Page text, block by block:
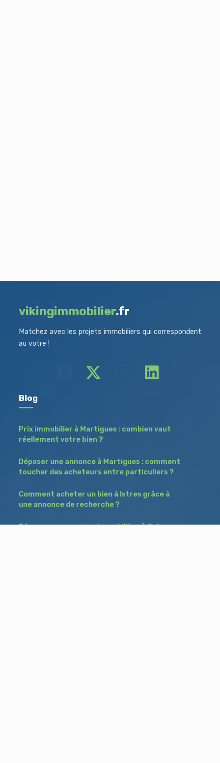
vikingimmobilier.fr
Matchez avec les projets immobiliers qui correspondent
au votre !
Blog
Prix immobilier à Martigues : combien vaut
réellement votre bien ?
Déposer une annonce à Martigues : comment
toucher des acheteurs entre particuliers ?
Comment acheter un bien à Istres grâce à
une annonce de recherche ?
Déposer une annonce immobilière à Salon-